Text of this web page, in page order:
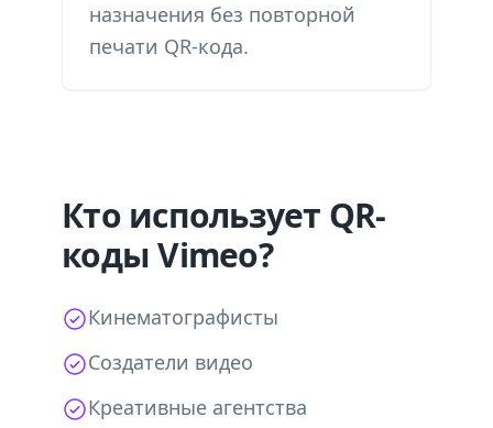
назначения без повторной
печати QR-кода.
Кто использует QR-
коды Vimeo?
Кинематографисты
Создатели видео
Креативные агентства